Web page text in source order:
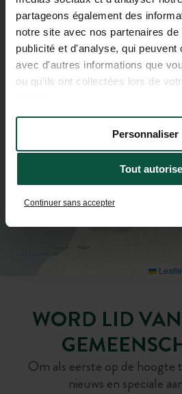
partageons également des
notre site avec nos partenaires
publicité et d'analyse, qui
avec d'autres informations que
ou qu'ils ont collectées lors de
Tout
Personnaliser
Continuer sans accepter
WORD LID
Om als eerste op de hoogte
nieuws en speciale